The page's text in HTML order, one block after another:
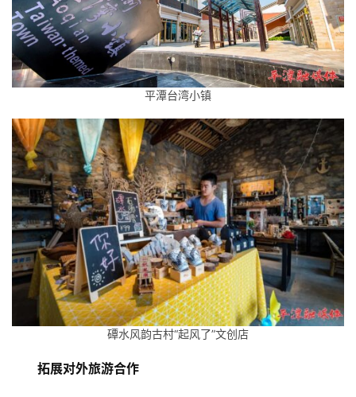
平潭台湾小镇
磹水风韵古村“起风了”文创店
拓展对外旅游合作